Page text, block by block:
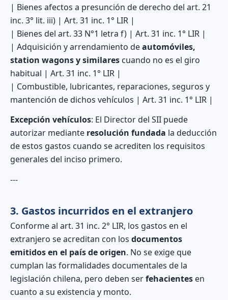
| Bienes afectos a presunción de derecho del art. 21
inc. 3° lit. iii) | Art. 31 inc. 1° LIR |
| Bienes del art. 33 N°1 letra f) | Art. 31 inc. 1° LIR |
| Adquisición y arrendamiento deautomóviles,
station wagons y similares cuando no es el giro
habitual | Art. 31 inc. 1° LIR |
| Combustible, lubricantes, reparaciones, seguros y
mantención de dichos vehículos | Art. 31 inc. 1° LIR |
Excepción vehículos: El Director del SII puede
autorizar mediante resolución fundada la deducción
de estos gastos cuando se acrediten los requisitos
generales del inciso primero.
---
3. Gastos incurridos en el extranjero
Conforme al art. 31 inc. 2° LIR, los gastos en el
extranjero se acreditan con los documentos
emitidos en el país de origen. No se exige que
cumplan las formalidades documentales de la
legislación chilena, pero deben serfehacientes en
cuanto a su existencia y monto.